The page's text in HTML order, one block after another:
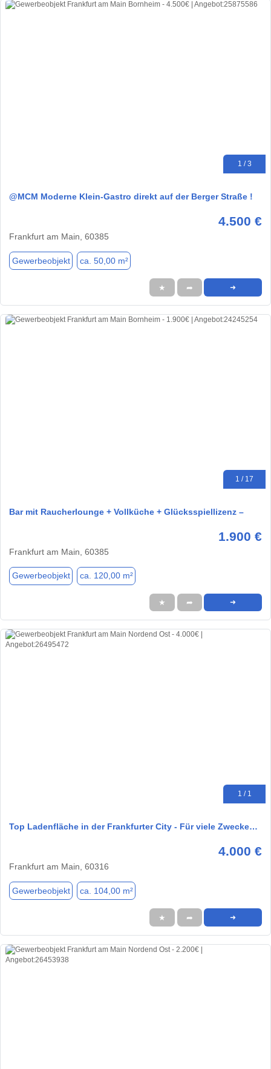
1 / 3
@MCM Moderne Klein-Gastro direkt auf der Berger Straße !
4.500 €
Frankfurt am Main, 60385
Gewerbeobjekt ca. 50,00 m²
★ ➦ ➜
1 / 17
Bar mit Raucherlounge + Vollküche + Glücksspiellizenz –
1.900 €
Frankfurt am Main, 60385
Gewerbeobjekt ca. 120,00 m²
★ ➦ ➜
1 / 1
Top Ladenfläche in der Frankfurter City - Für viele Zwecke…
4.000 €
Frankfurt am Main, 60316
Gewerbeobjekt ca. 104,00 m²
★ ➦ ➜